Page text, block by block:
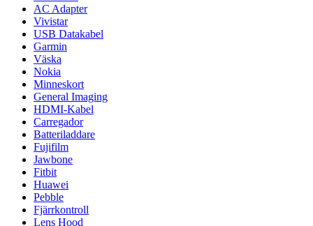
AC Adapter
Vivistar
USB Datakabel
Garmin
Väska
Nokia
Minneskort
General Imaging
HDMI-Kabel
Carregador
Batteriladdare
Fujifilm
Jawbone
Fitbit
Huawei
Pebble
Fjärrkontroll
Lens Hood